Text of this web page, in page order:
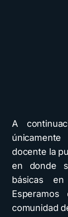
A
docente la
en donde
básicas
comunidad